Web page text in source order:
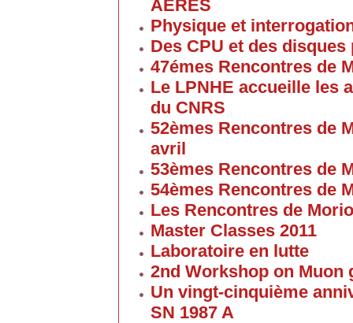
AERES
Physique et
Des CPU et des
47émes Rencontres de
Le LPNHE accueille les
du CNRS
52èmes Rencontres de
avril
53èmes Rencontres de
54èmes Rencontres de
Les Rencontres de
Master Classes 2011
Laboratoire en lutte
2nd Workshop on Muon
Un vingt-cinquième
SN 1987 A